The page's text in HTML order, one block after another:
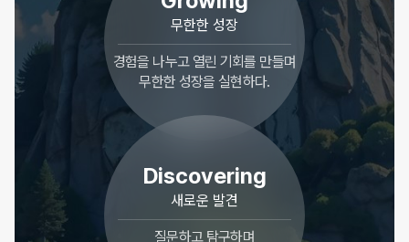
무한한 성장
경험을 나누고 열린 기회를 만들며
무한한 성장을 실현하다.
Discovering
새로운 발견
질문하고 탐구하며